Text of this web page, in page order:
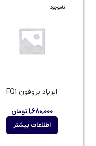
ناموجود
ایرپاد بروفون FQ1
۱,۶۸۰,۰۰۰ تومان
اطلاعات بیشتر